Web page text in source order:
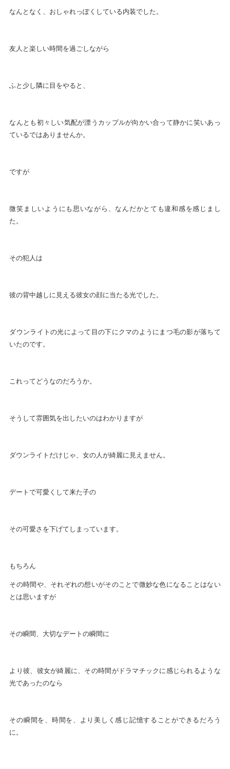
なんとなく、おしゃれっぽくしている内装でした。
友人と楽しい時間を過ごしながら
ふと少し隣に目をやると、
なんとも初々しい気配が漂うカップルが向かい合って静かに笑いあっ
ているではありませんか。
ですが
微笑ましいようにも思いながら、なんだかとても違和感を感じまし
た。
その犯人は
彼の背中越しに見える彼女の顔に当たる光でした。
ダウンライトの光によって目の下にクマのようにまつ毛の影が落ちて
いたのです。
これってどうなのだろうか。
そうして雰囲気を出したいのはわかりますが
ダウンライトだけじゃ、女の人が綺麗に見えません。
デートで可愛くして来た子の
その可愛さを下げてしまっています。
もちろん
その時間や、それぞれの想いがそのことで微妙な色になることはない
とは思いますが
その瞬間、大切なデートの瞬間に
より彼、彼女が綺麗に、その時間がドラマチックに感じられるような
光であったのなら
その瞬間を、時間を、より美しく感じ記憶することができるだろう
に。